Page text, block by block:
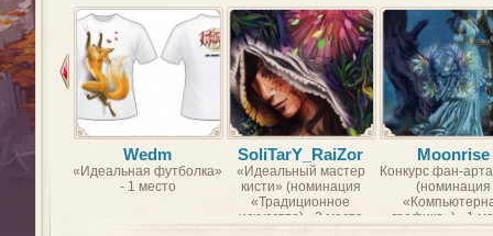
Wedm
«Идеальная футболка»
- 1 место
SoliTarY_RaiZor
«Идеальный мастер
кисти» (номинация
«Традиционное
искусство) - 2 место
Moonrise
Конкурс фан-
(номинация
графика») - 1